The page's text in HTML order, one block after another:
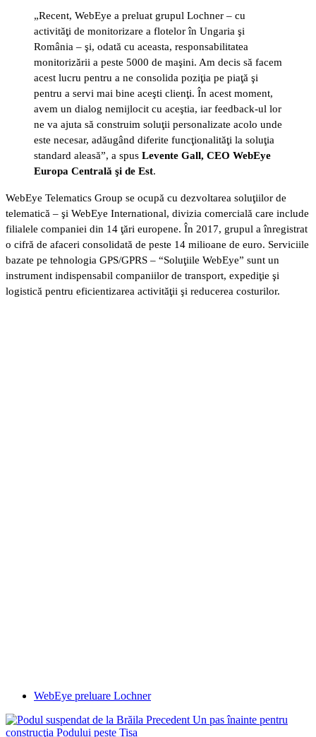
„Recent, WebEye a preluat grupul Lochner – cu
activităţi de monitorizare a flotelor în Ungaria şi
România – şi, odată cu aceasta, responsabilitatea
monitorizării a peste 5000 de maşini. Am decis să facem
acest lucru pentru a ne consolida poziţia pe piaţă şi
pentru a servi mai bine aceşti clienţi. În acest moment,
avem un dialog nemijlocit cu aceştia, iar feedback-ul lor
ne va ajuta să construim soluţii personalizate acolo unde
este necesar, adăugând diferite funcţionalităţi la soluţia
standard aleasă”, a spus Levente Gall, CEO WebEye
Europa Centrală şi de Est.
WebEye Telematics Group se ocupă cu dezvoltarea soluţiilor de
telematică – şi WebEye International, divizia comercială care include
filialele companiei din 14 ţări europene. În 2017, grupul a înregistrat
o cifră de afaceri consolidată de peste 14 milioane de euro. Serviciile
bazate pe tehnologia GPS/GPRS – “Soluţiile WebEye” sunt un
instrument indispensabil companiilor de transport, expediţie şi
logistică pentru eficientizarea activităţii şi reducerea costurilor.
WebEye preluare Lochner
Precedent Un pas înainte pentru
construcţia Podului peste Tisa